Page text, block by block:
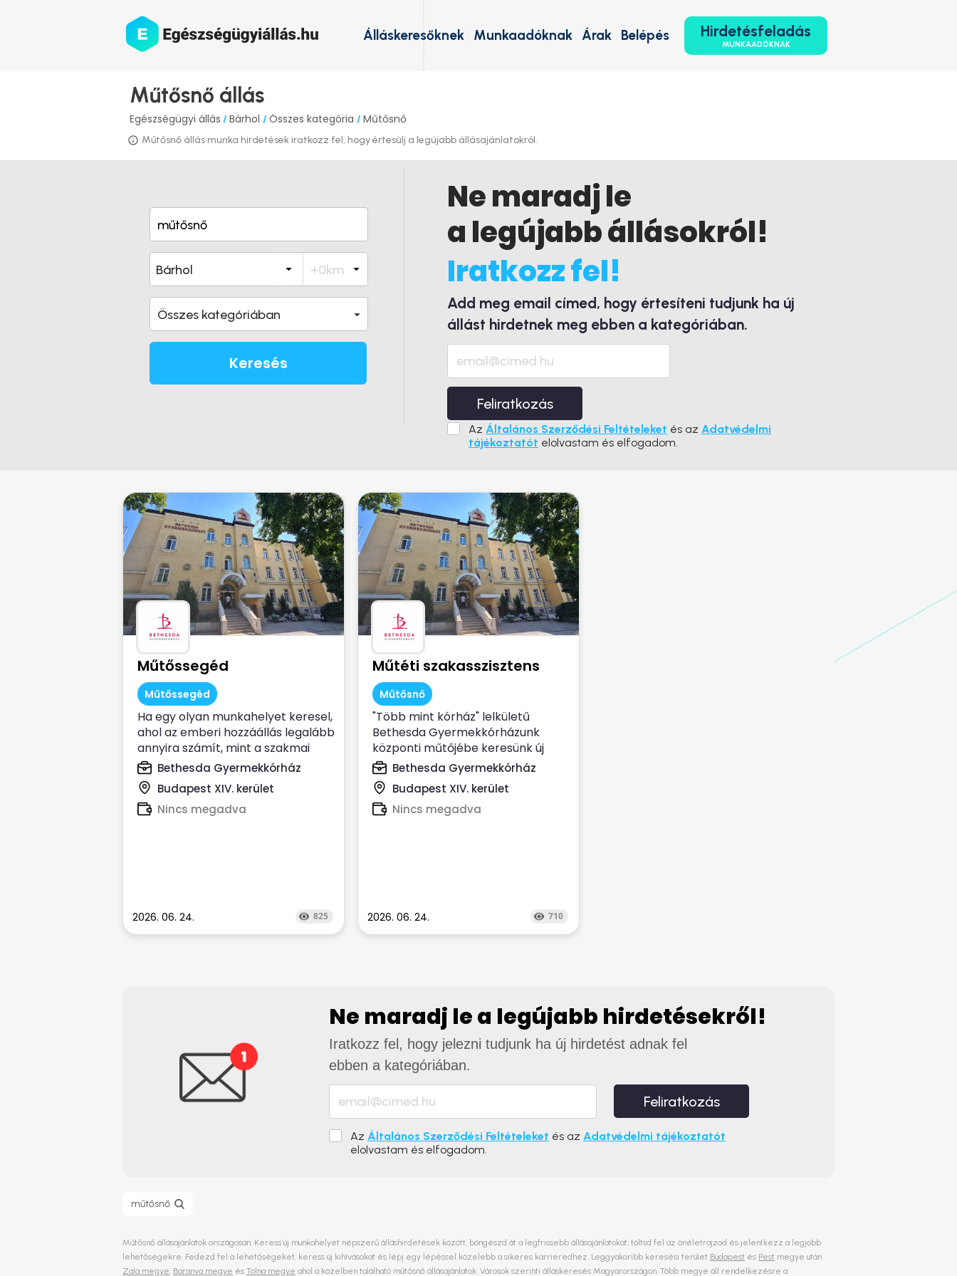
Hirdetésfeladás
MUNKAADÓKNAK
Belépés
Árak
Munkaadóknak
Álláskeresőknek
Műtősnő állás
Egészségügyi állás / Bárhol / Összes kategória / Műtősnő
Műtősnő állás munka hirdetések iratkozz fel, hogy értesülj a legújabb állásajánlatokról.
Összes kategóriában
Keresés
Ne maradj le
a legújabb állásokról!
Iratkozz fel!
Add meg email címed, hogy értesíteni tudjunk ha új
állást hirdetnek meg ebben a kategóriában.
Feliratkozás
Az Általános Szerződési Feltételeket és az Adatvédelmi
tájékoztatót elolvastam és elfogadom.
Műtőssegéd
Műtőssegéd
Ha egy olyan munkahelyet keresel,
ahol az emberi hozzáállás legalább
annyira számít, mint a szakmai
tudás, és...
Bethesda Gyermekkórház
Budapest XIV. kerület
Nincs megadva
2026. 06. 24. 825
Műtéti szakasszisztens
Műtősnő
"Több mint kórház" lelkületű
Bethesda Gyermekkórházunk
központi műtőjébe keresünk új
munkatársat ...
Bethesda Gyermekkórház
Budapest XIV. kerület
Nincs megadva
2026. 06. 24. 710
Ne maradj le a legújabb hirdetésekről!
Iratkozz fel, hogy jelezni tudjunk ha új hirdetést adnak fel
ebben a kategóriában.
Feliratkozás
Az Általános Szerződési Feltételeket és az Adatvédelmi tájékoztatót
elolvastam és elfogadom.
műtősnő
Műtősnő állásajánlatok országosan. Keress új munkahelyet népszerű álláshirdetések között, böngészd át a legfrissebb állásajánlatokat, töltsd fel az önéletrajzod és jelentkezz a legjobb
lehetőségekre. Fedezd fel a lehetőségeket, keress új kihívásokat és lépj egy lépéssel közelebb a sikeres karrieredhez. Leggyakoribb keresési terület Budapest és Pest megye után
Zala megye, Baranya megye és Tolna megye ahol a közelben található műtősnő állásajánlatok. Városok szerinti álláskeresés Magyarországon. Több megye áll rendelkezésre a